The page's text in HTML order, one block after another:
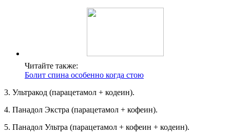
Читайте также:
Болит спина особенно когда стою
3. Ультракод (парацетамол + кодеин).
4. Панадол Экстра (парацетамол + кофеин).
5. Панадол Ультра (парацетамол + кофеин + кодеин).